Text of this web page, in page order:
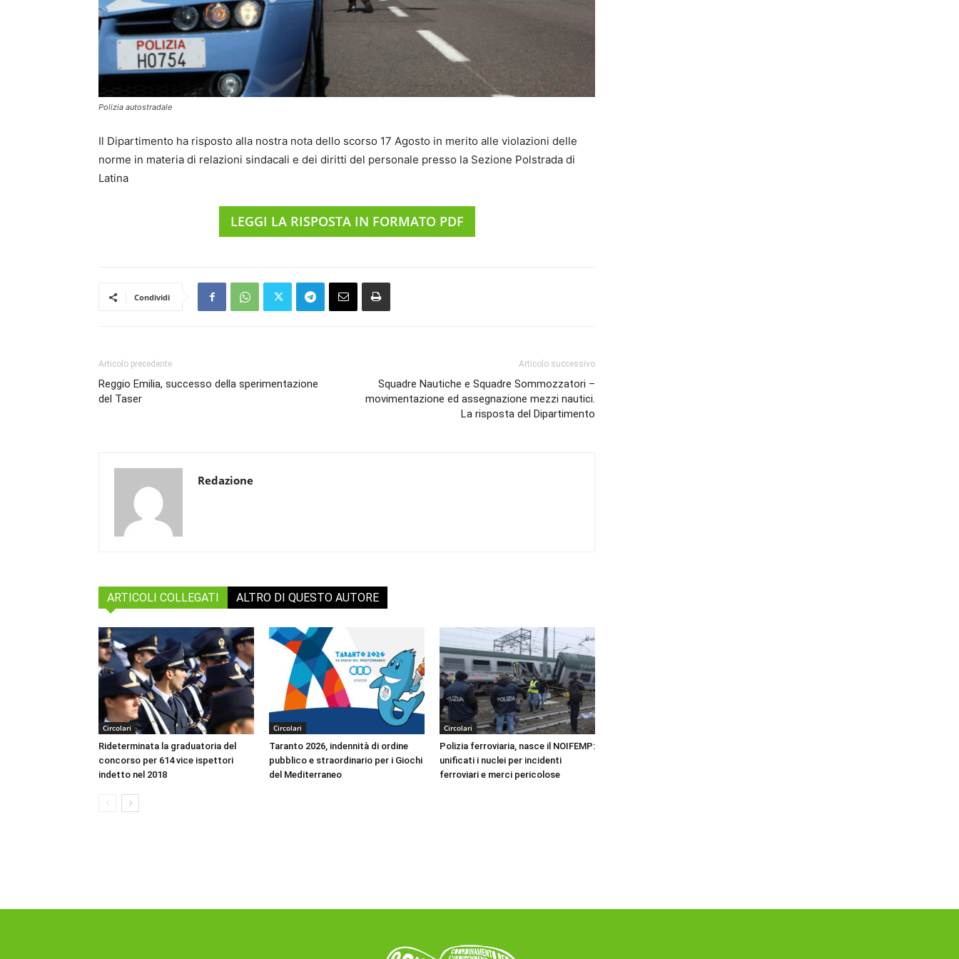
Polizia autostradale
Il Dipartimento ha risposto alla nostra nota dello scorso 17 Agosto in merito alle violazioni delle
norme in materia di relazioni sindacali e dei diritti del personale presso la Sezione Polstrada di
Latina
LEGGI LA RISPOSTA IN FORMATO PDF
Condividi
Articolo precedente
Reggio Emilia, successo della sperimentazione
del Taser
Articolo successivo
Squadre Nautiche e Squadre Sommozzatori –
movimentazione ed assegnazione mezzi nautici.
La risposta del Dipartimento
Redazione
ARTICOLI COLLEGATI ALTRO DI QUESTO AUTORE
Circolari
Rideterminata la graduatoria del
concorso per 614 vice ispettori
indetto nel 2018
Circolari
Taranto 2026, indennità di ordine
pubblico e straordinario per i Giochi
del Mediterraneo
Circolari
Polizia ferroviaria, nasce il NOIFEMP:
unificati i nuclei per incidenti
ferroviari e merci pericolose